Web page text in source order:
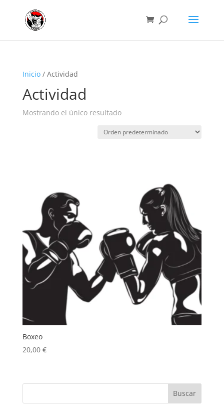
Inicio/ Actividad
Actividad
Mostrando el único resultado
Boxeo
20,00 €